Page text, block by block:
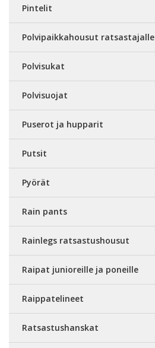
Pintelit
Polvipaikkahousut ratsastajalle
Polvisukat
Polvisuojat
Puserot ja hupparit
Putsit
Pyörät
Rain pants
Rainlegs ratsastushousut
Raipat junioreille ja poneille
Raippatelineet
Ratsastushanskat